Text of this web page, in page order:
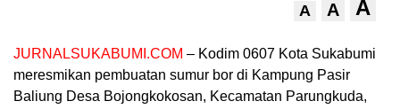
A A A
JURNALSUKABUMI.COM – Kodim 0607 Kota Sukabumi
meresmikan pembuatan sumur bor di Kampung Pasir
Baliung Desa Bojongkokosan, Kecamatan Parungkuda,